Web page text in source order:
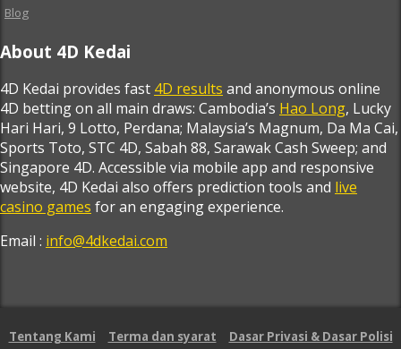
Blog
About 4D Kedai
4D Kedai provides fast 4D results and anonymous online
4D betting on all main draws: Cambodia’s Hao Long, Lucky
Hari Hari, 9 Lotto, Perdana; Malaysia’s Magnum, Da Ma Cai,
Sports Toto, STC 4D, Sabah 88, Sarawak Cash Sweep; and
Singapore 4D. Accessible via mobile app and responsive
website, 4D Kedai also offers prediction tools and live
casino games for an engaging experience.
Email : info@4dkedai.com
Tentang Kami Terma dan syarat
Dasar Privasi & Dasar Polisi